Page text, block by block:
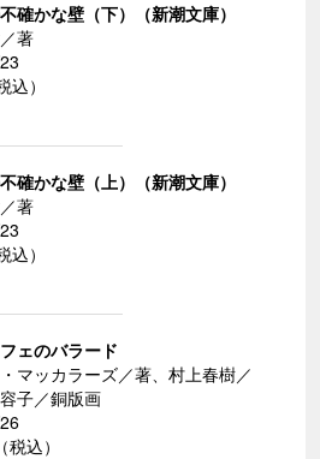
確かな壁（下）（新潮文庫）
著
）
確かな壁（上）（新潮文庫）
著
）
ェのバラード
マッカラーズ／著、村上春樹／
子／銅版画
込）